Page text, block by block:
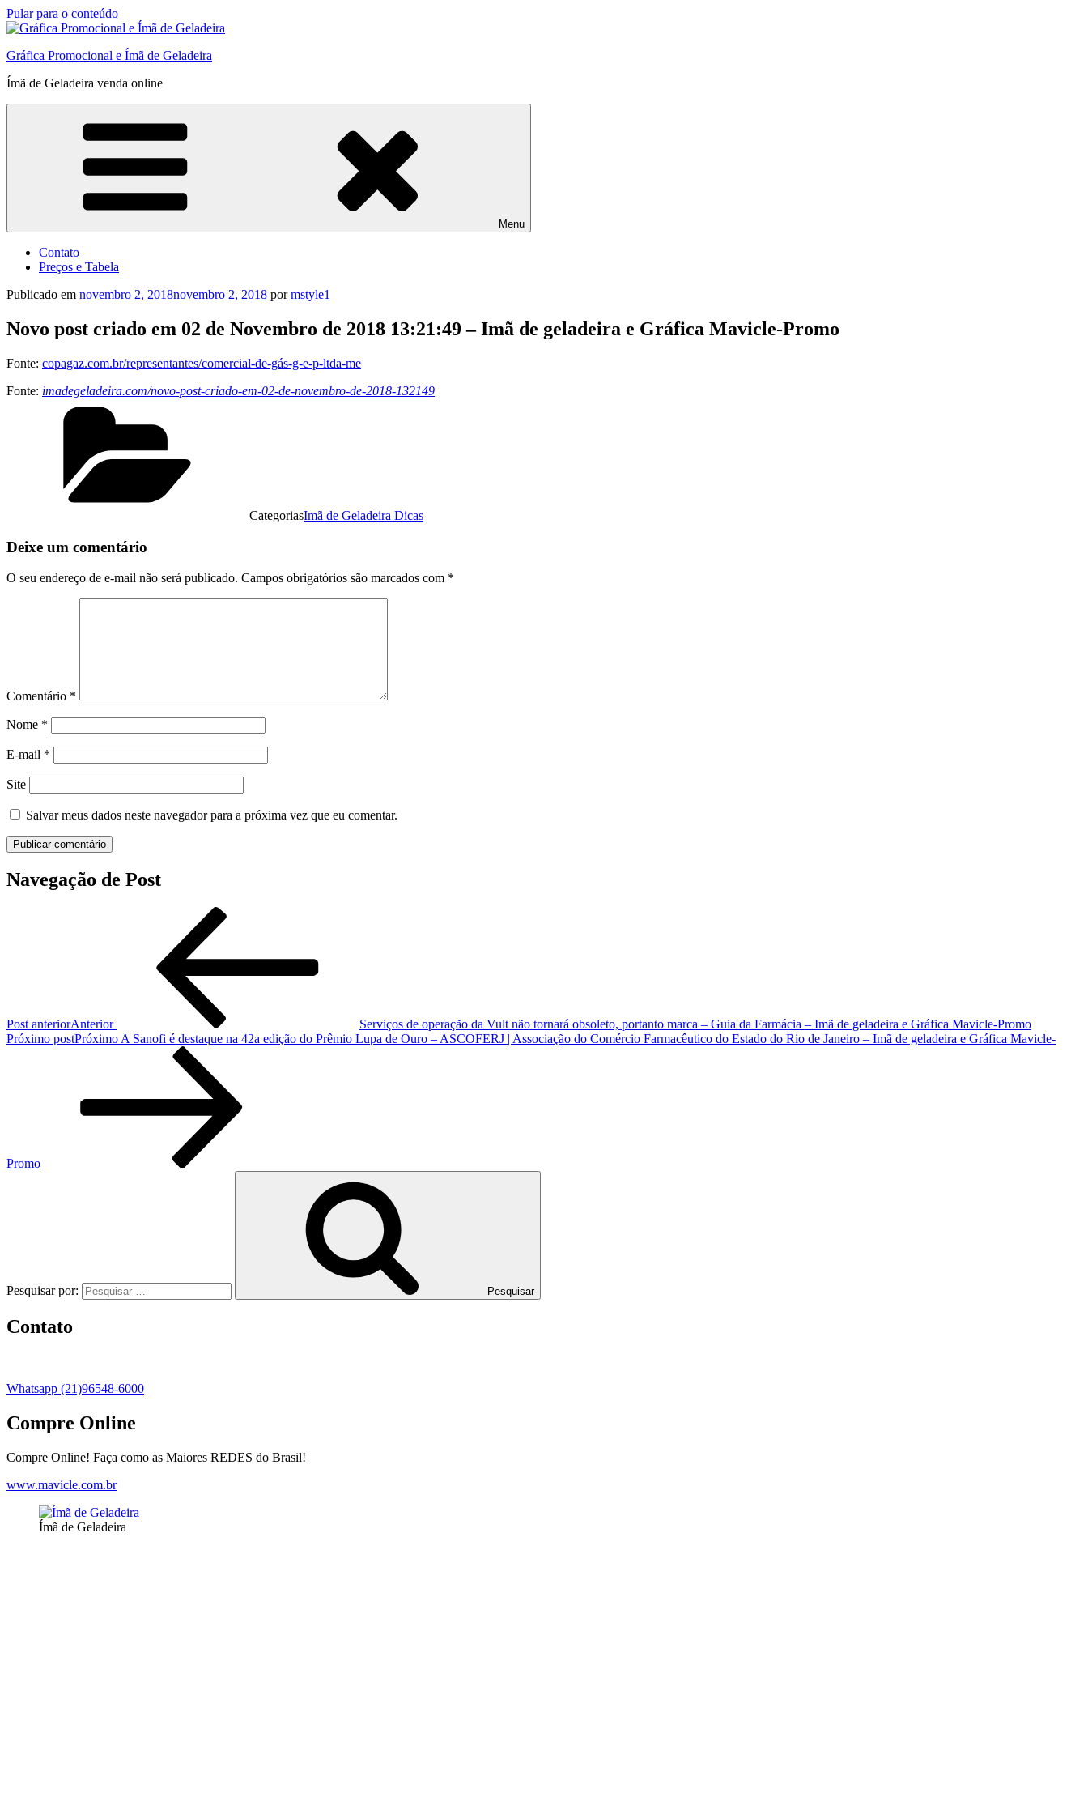
Pular para o conteúdo
Gráfica Promocional e Ímã de Geladeira
Ímã de Geladeira venda online
Menu
Contato
Preços e Tabela
Publicado em novembro 2, 2018novembro 2, 2018 pormstyle1
Novo post criado em 02 de Novembro de 2018 13:21:49 – Imã de geladeira e Gráfica Mavicle-Promo
Fonte: copagaz.com.br/representantes/comercial-de-gás-g-e-p-ltda-me
Fonte: imadegeladeira.com/novo-post-criado-em-02-de-novembro-de-2018-132149
CategoriasImã de Geladeira Dicas
Deixe um comentário
O seu endereço de e-mail não será publicado. Campos obrigatórios são marcados com *
Comentário *
Nome *
E-mail *
Site
Salvar meus dados neste navegador para a próxima vez que eu comentar.
Navegação de Post
Post anteriorAnterior
Serviços de operação da Vult não tornará obsoleto, portanto marca – Guia da Farmácia – Imã de geladeira e Gráfica Mavicle-Promo
Próximo postPróximo A Sanofi é destaque na 42a edição do Prêmio Lupa de Ouro – ASCOFERJ | Associação do Comércio Farmacêutico do Estado do Rio de Janeiro – Imã de geladeira e Gráfica Mavicle-
Promo
Pesquisar por: Pesquisar
Contato
Whatsapp (21)96548-6000
Compre Online
Compre Online! Faça como as Maiores REDES do Brasil!
www.mavicle.com.br
Ímã de Geladeira